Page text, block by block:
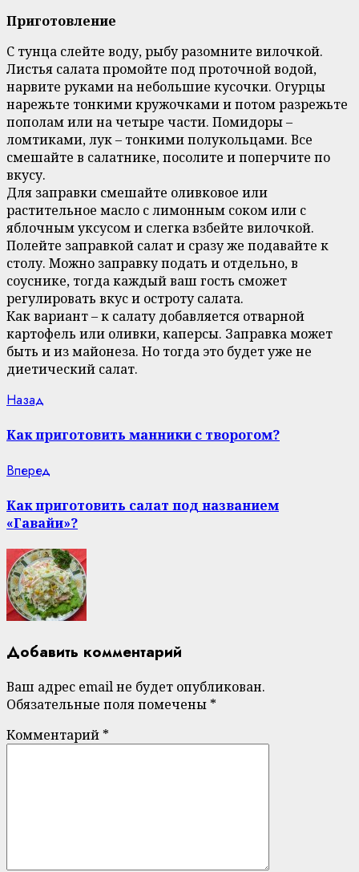
Приготовление
С тунца слейте воду, рыбу разомните вилочкой.
Листья салата промойте под проточной водой,
нарвите руками на небольшие кусочки. Огурцы
нарежьте тонкими кружочками и потом разрежьте
пополам или на четыре части. Помидоры –
ломтиками, лук – тонкими полукольцами. Все
смешайте в салатнике, посолите и поперчите по
вкусу.
Для заправки смешайте оливковое или
растительное масло с лимонным соком или с
яблочным уксусом и слегка взбейте вилочкой.
Полейте заправкой салат и сразу же подавайте к
столу. Можно заправку подать и отдельно, в
соуснике, тогда каждый ваш гость сможет
регулировать вкус и остроту салата.
Как вариант – к салату добавляется отварной
картофель или оливки, каперсы. Заправка может
быть и из майонеза. Но тогда это будет уже не
диетический салат.
Continue
Reading
Назад
Как приготовить манники с творогом?
Вперед
Как приготовить салат под названием
«Гавайи»?
Добавить комментарий
Ваш адрес email не будет опубликован.
Обязательные поля помечены *
Комментарий *